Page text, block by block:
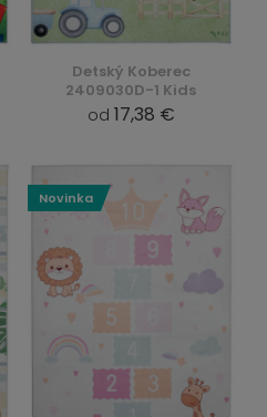
Detský Koberec
2409030D-1 Kids
od 17,38 €
Novinka